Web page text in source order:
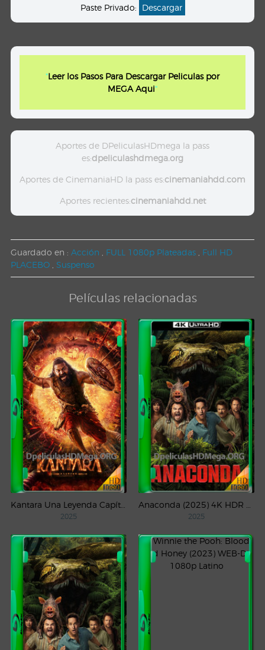
Paste Privado: Descargar
"Leer los Pasos Para Descargar Peliculas por
MEGA Aqui"
Aportes de DPeliculasHDmega la pass
es:dpeliculashdmega.org
Aportes de CinemaniaHD la pass es:cinemaniahdd.com
Aportes recientes:cinemaniahdd.net
Guardado en : Acción FULL 1080p Plateadas
Full HD
PLACEBO
Suspenso
Películas relacionadas
2025 2025